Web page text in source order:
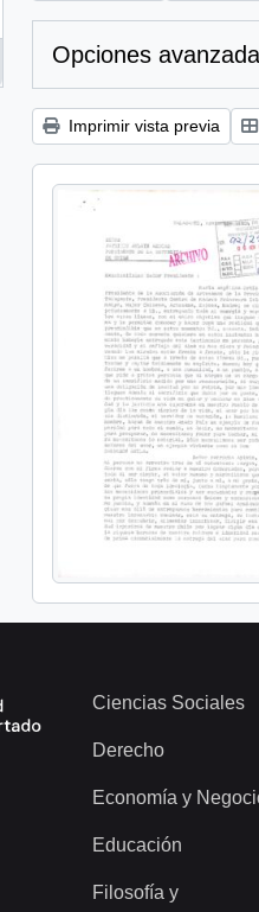
Opciones
Imprimir vista previa
Ciencias Sociales
Derecho
Economía y
Educación
Filosofía y